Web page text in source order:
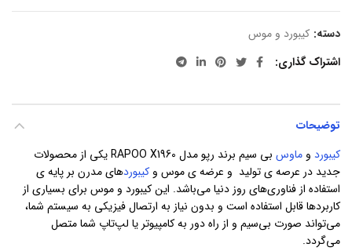
دسته: کیبورد و موس
اشتراک گذاری
توضیحات
کیبورد و ماوس
بی سیم برند رپو مدل RAPOO X1960 یکی از محصولات
جدید در عرصه ی تولید و عرضه ی موس و کیبورد‌های مدرن بر پایه ی
استفاده از فناوری‌های روز دنیا می‌باشد. این کیبورد و موس برای بسیاری از
کاربرد‌ها قابل استفاده است و بدون نیاز به ارتصال فیزیکی به سیستم شما،
می‌تواند ‌صورت بی‌سیم و از راه دور به کامپیوتر یا لپ‌تاپ شما متصل
می‌گردد.